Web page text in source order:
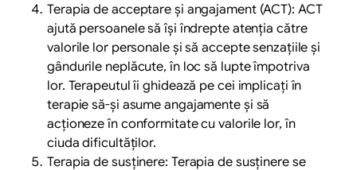
Terapia de acceptare și angajament (ACT): ACT
ajută persoanele să își îndrepte atenția către
valorile lor personale și să accepte senzațiile și
gândurile neplăcute, în loc să lupte împotriva
lor. Terapeutul îi ghidează pe cei implicați în
terapie să-și asume angajamente și să
acționeze în conformitate cu valorile lor, în
ciuda dificultăților.
Terapia de susținere: Terapia de susținere se